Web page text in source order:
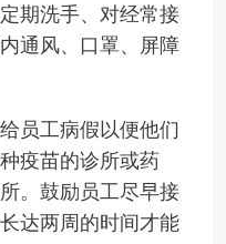
期洗手、对经常接
通风、口罩、屏障
员工病假以便他们
疫苗的诊所或药
。鼓励员工尽早接
达两周的时间才能